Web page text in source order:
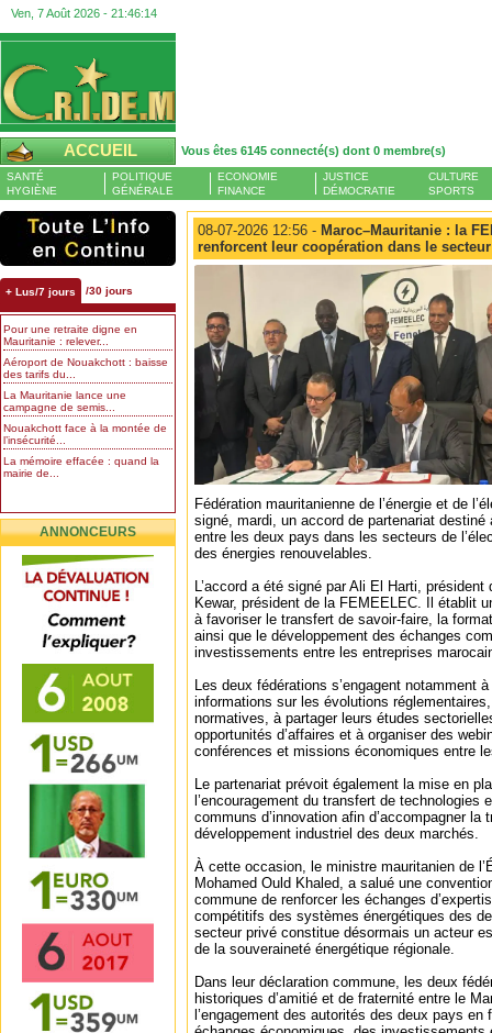
Ven, 7 Août 2026 - 21:46:15
ACCUEIL Vous êtes 6145 connecté(s) dont 0 membre(s)
SANTÉ
HYGIÈNE
POLITIQUE
GÉNÉRALE
ECONOMIE
FINANCE
JUSTICE
DÉMOCRATIE
CULTURE
SPORTS
+ Lus/7 jours /30 jours
Pour une retraite digne en
Mauritanie : relever...
Aéroport de Nouakchott : baisse
des tarifs du...
La Mauritanie lance une
campagne de semis...
Nouakchott face à la montée de
l’insécurité...
La mémoire effacée : quand la
mairie de...
ANNONCEURS
08-07-2026 12:56 - Maroc–Mauritanie : la
renforcent leur coopération dans le secteur
Fédération mauritanienne de l’énergie et de
signé, mardi, un accord de partenariat destiné
entre les deux pays dans les secteurs de
des énergies renouvelables.
L’accord a été signé par Ali El Harti,
Kewar, président de la FEMEELEC. Il établit
à favoriser le transfert de savoir-faire, la
ainsi que le développement des échanges
investissements entre les entreprises
Les deux fédérations s’engagent notamment
informations sur les évolutions
normatives, à partager leurs études
opportunités d’affaires et à organiser des
conférences et missions économiques entre
Le partenariat prévoit également la mise en
l’encouragement du transfert de technologies
communs d’innovation afin d’accompagner la
développement industriel des deux marchés.
À cette occasion, le ministre mauritanien de
Mohamed Ould Khaled, a salué une
commune de renforcer les échanges
compétitifs des systèmes énergétiques des
secteur privé constitue désormais un acteur
de la souveraineté énergétique régionale.
Dans leur déclaration commune, les deux
historiques d’amitié et de fraternité entre le
l’engagement des autorités des deux pays